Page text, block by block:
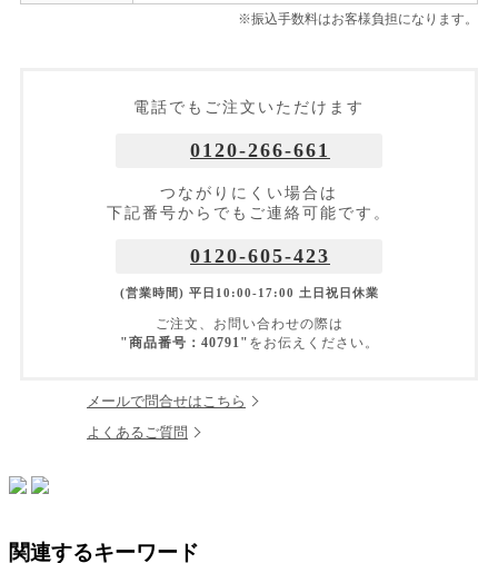
※振込手数料はお客様負担になります。
電話でもご注文いただけます
0120-266-661
つながりにくい場合は
下記番号からでもご連絡可能です。
0120-605-423
(営業時間) 平日10:00-17:00 土日祝日休業
ご注文、お問い合わせの際は
"商品番号：40791" をお伝えください。
メールで問合せはこちら
よくあるご質問
関連するキーワード